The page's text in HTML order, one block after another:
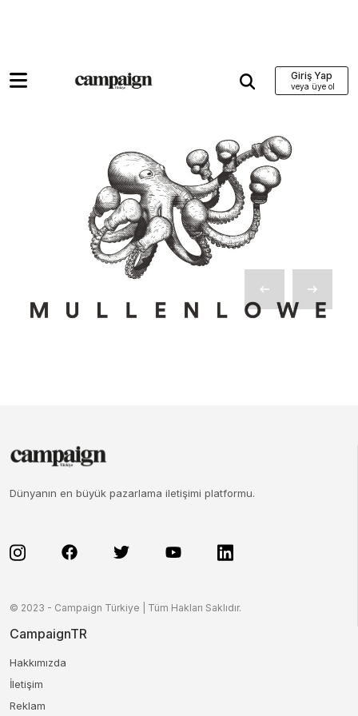
Giriş Yap
Dünyanın en büyük pazarlama iletişimi platformu.
© 2023 - Campaign Türkiye | Tüm Hakları Saklıdır.
CampaignTR
Hakkımızda
İletişim
Reklam